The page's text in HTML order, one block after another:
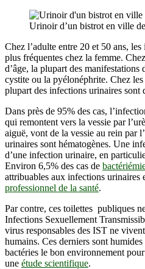
Urinoir d’un bistrot en ville
Chez l’adulte entre 20 et 50 ans,
plus fréquentes chez la femme.
d’âge, la plupart des manifestations
cystite ou la pyélonéphrite. Chez
plupart des infections urinaires sont
Dans près de 95% des cas,
qui remontent vers la vessie par
aiguë, vont de la vessie au rein par
urinaires sont hématogènes. Une
d’une infection urinaire, en
Environ 6,5% des cas de
attribuables aux infections urinaires
professionnel de la santé.
Par contre, ces toilettes publiques
Infections Sexuellement
virus responsables des IST ne
humains. Ces derniers sont
bactéries le bon environnement
une étude scientifique.